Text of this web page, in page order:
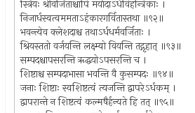
स्त्रियः श्रीवर्जिताश्चापि मर्यादाऽर्धविहन्त्रिकाः ।
निजार्धस्वत्वममताऽहंकारगर्वितास्तथा ॥९२॥
भवन्त्येव क्लेशदाश्च तथाऽर्धधर्मवर्जिताः ।
श्रियस्ततो वर्जयन्ति लक्ष्म्यो वियन्ति तद्गृहात् ॥९३॥
सम्पदश्चापसरन्ति ऋद्धयोऽपसरन्ति च ।
शिष्टाश्च सम्पदाभासा भवन्ति वै कुसम्पदः ॥९४॥
जनाः शिष्टाः स्वशिष्टत्वं त्यजन्ति द्वापरेऽर्धकम् ।
द्वापरान्ते न शिष्टत्वं कल्मषैर्हन्यते हि तत् ॥९५॥